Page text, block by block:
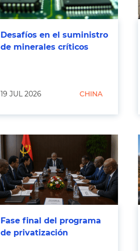
Desafíos en el suministro
de minerales críticos
19 JUL 2026 CHINA
Fase final del programa
de privatización